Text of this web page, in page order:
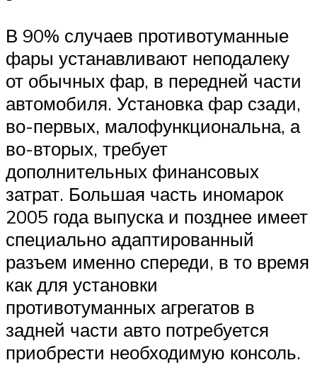
В 90% случаев противотуманные
фары устанавливают неподалеку
от обычных фар, в передней части
автомобиля. Установка фар сзади,
во-первых, малофункциональна, а
во-вторых, требует
дополнительных финансовых
затрат. Большая часть иномарок
2005 года выпуска и позднее имеет
специально адаптированный
разъем именно спереди, в то время
как для установки
противотуманных агрегатов в
задней части авто потребуется
приобрести необходимую консоль.